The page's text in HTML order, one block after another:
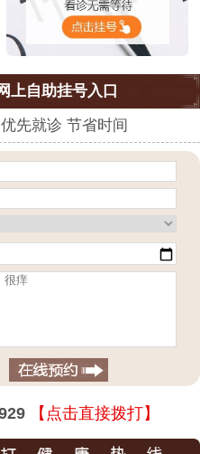
上自助挂号入口
先就诊 节省时间
【点击直接拨打】